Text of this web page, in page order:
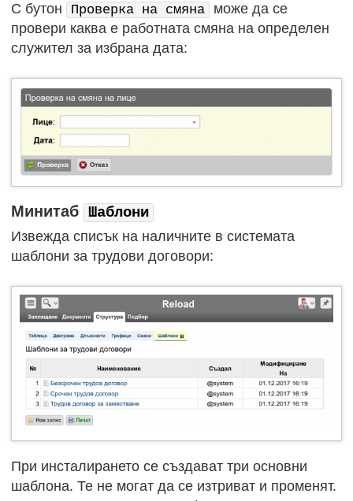
С бутон Проверка на смяна
може да се
провери каква е работната смяна на определен
служител за избрана дата:
Минитаб Шаблони
Извежда списък на наличните в системата
шаблони за трудови договори:
При инсталирането се създават три основни
шаблона. Те не могат да се изтриват и променят.